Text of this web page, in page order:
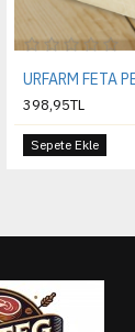
398,95TL
Sepete Ekle